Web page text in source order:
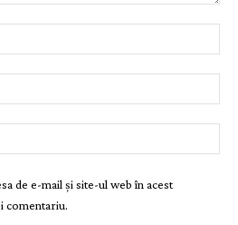
de e-mail și site-ul web în acest
comentariu.